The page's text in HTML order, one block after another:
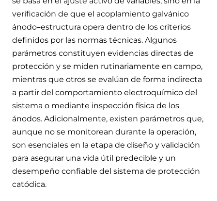
verificación de que el acoplamiento galvánico
ánodo–estructura opera dentro de los criterios
definidos por las normas técnicas. Algunos
parámetros constituyen evidencias directas de
protección y se miden rutinariamente en campo,
mientras que otros se evalúan de forma indirecta
a partir del comportamiento electroquímico del
sistema o mediante inspección física de los
ánodos. Adicionalmente, existen parámetros que,
aunque no se monitorean durante la operación,
son esenciales en la etapa de diseño y validación
para asegurar una vida útil predecible y un
desempeño confiable del sistema de protección
catódica.